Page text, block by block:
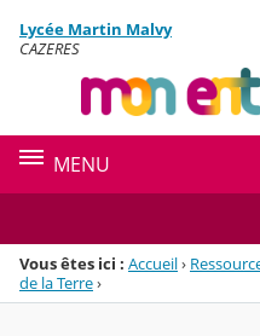
Menu de la rubrique
Contenu
Lycée Martin Malvy
CAZERES
MENU
Vous êtes ici : Accueil›
de la Terre›